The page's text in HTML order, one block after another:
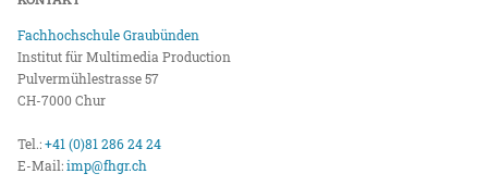
Fachhochschule Graubünden
Institut für Multimedia Production
Pulvermühlestrasse 57
CH-7000 Chur
Tel.:+41 (0)81 286 24 24
E-Mail:imp@fhgr.ch